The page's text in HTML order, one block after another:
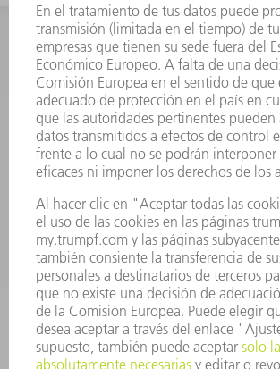
INFORMACIÓN
Preguntas más frecuentes
Condiciones generales de venta
CONTACTO
Departamento de Repuestos
+34 91 657 36 70
Viernes de 8h – 17h
repuestos@es.trumpf.com
CONTACTO
Departamento de Utillaje
+34 91 657 36 69
Lunes a Jueves de 8h – 18h
Viernes de 8h – 17h
utillaje@trumpf.com